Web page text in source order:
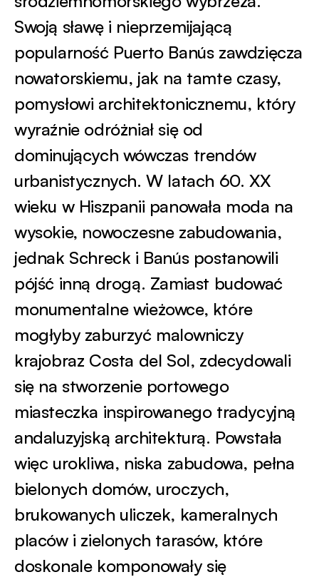
Swoją sławę i nieprzemijającą
popularność Puerto Banús zawdzięcza
nowatorskiemu, jak na tamte czasy,
pomysłowi architektonicznemu, który
wyraźnie odróżniał się od
dominujących wówczas trendów
urbanistycznych. W latach 60. XX
wieku w Hiszpanii panowała moda na
wysokie, nowoczesne zabudowania,
jednak Schreck i Banús postanowili
pójść inną drogą. Zamiast budować
monumentalne wieżowce, które
mogłyby zaburzyć malowniczy
krajobraz Costa del Sol, zdecydowali
się na stworzenie portowego
miasteczka inspirowanego tradycyjną
andaluzyjską architekturą. Powstała
więc urokliwa, niska zabudowa, pełna
bielonych domów, uroczych,
brukowanych uliczek, kameralnych
placów i zielonych tarasów, które
doskonale komponowały się